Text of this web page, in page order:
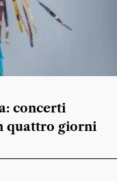
concerti
quattro giorni